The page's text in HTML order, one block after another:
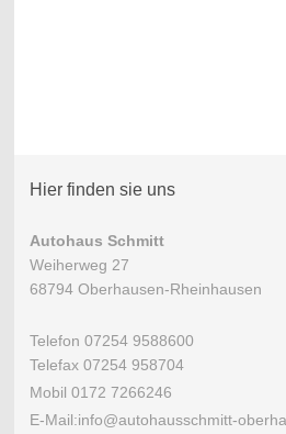
Hier finden sie uns
Autohaus Schmitt
Weiherweg 27
68794 Oberhausen-Rheinhausen
Telefon 07254 9588600
Telefax 07254 958704
Mobil 0172 7266246
E-Mail:info@autohausschmitt-